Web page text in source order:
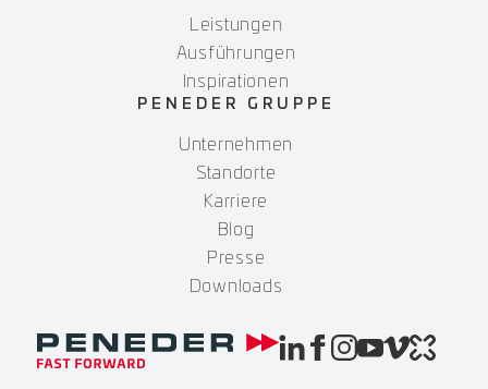
Leistungen
Ausführungen
Inspirationen
PENEDER GRUPPE
Unternehmen
Standorte
Karriere
Blog
Presse
Downloads